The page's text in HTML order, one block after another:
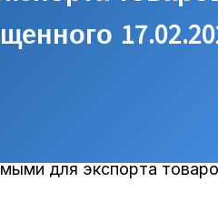
для экспорта